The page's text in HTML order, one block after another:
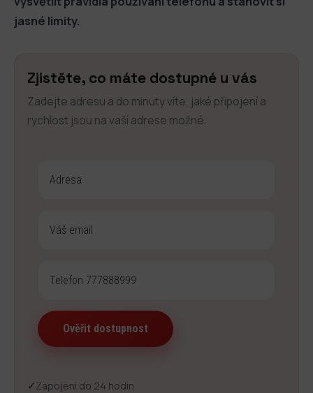
jasné limity.
Zjistěte, co máte dostupné u vás
Zadejte adresu a do minuty víte, jaké připojení a
rychlost jsou na vaší adrese možné.
✓Zapojení do 24 hodin